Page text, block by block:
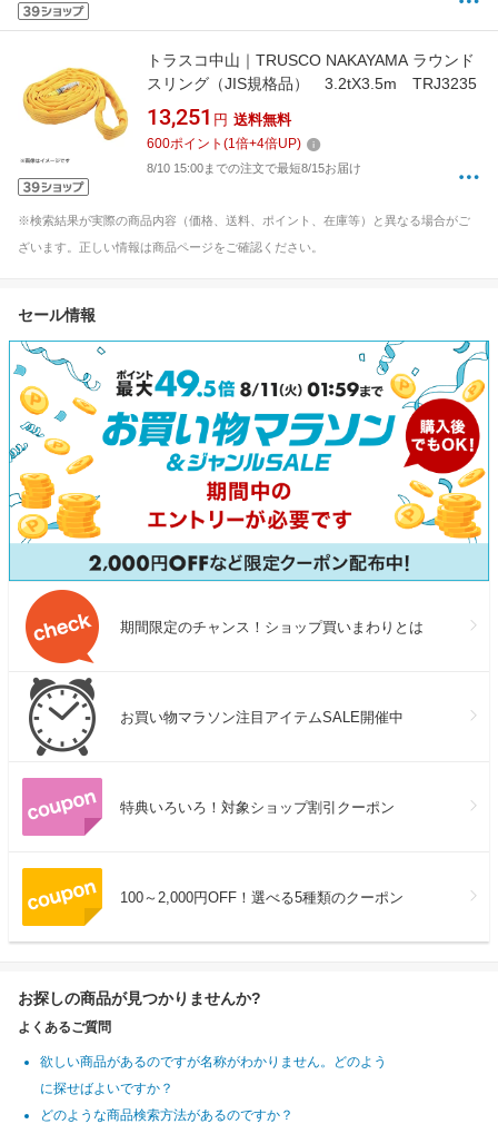
トラスコ中山｜TRUSCO NAKAYAMA ラウンド
スリング（JIS規格品） 3.2tX3.5m TRJ3235
13,251 円 送料無料
600ポイント (1倍+4倍UP)
8/10 15:00までの注文で最短8/15お届け
※検索結果が実際の商品内容（価格、送料、ポイント、在庫等）と異なる場合がご
ざいます。正しい情報は商品ページをご確認ください。
セール情報
期間限定のチャンス！ショップ買いまわりとは
お買い物マラソン注目アイテムSALE開催中
特典いろいろ！対象ショップ割引クーポン
100～2,000円OFF！選べる5種類のクーポン
お探しの商品が見つかりませんか?
よくあるご質問
欲しい商品があるのですが名称がわかりません。どのよう
に探せばよいですか？
どのような商品検索方法があるのですか？